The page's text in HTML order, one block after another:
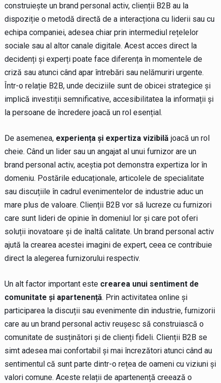
construiește un brand personal activ, clienții B2B au la
dispoziție o metodă directă de a interacționa cu liderii sau cu
echipa companiei, adesea chiar prin intermediul rețelelor
sociale sau al altor canale digitale. Acest acces direct la
decidenți și experți poate face diferența în momentele de
criză sau atunci când apar întrebări sau nelămuriri urgente.
Într-o relație B2B, unde deciziile sunt de obicei strategice și
implică investiții semnificative, accesibilitatea la informații și
la persoane de încredere joacă un rol esențial.
De asemenea, experiența și expertiza vizibilă joacă un rol
cheie. Când un lider sau un angajat al unui furnizor are un
brand personal activ, aceștia pot demonstra expertiza lor în
domeniu. Postările educaționale, articolele de specialitate
sau discuțiile în cadrul evenimentelor de industrie aduc un
mare plus de valoare. Clienții B2B vor să lucreze cu furnizori
care sunt lideri de opinie în domeniul lor și care pot oferi
soluții inovatoare și de înaltă calitate. Un brand personal activ
ajută la crearea acestei imagini de expert, ceea ce contribuie
direct la alegerea furnizorului respectiv.
Un alt factor important este crearea unui sentiment de
comunitate și apartenență. Prin activitatea online și
participarea la discuții sau evenimente din industrie, furnizorii
care au un brand personal activ reușesc să construiască o
comunitate de susținători și de clienți fideli. Clienții B2B se
simt adesea mai confortabil și mai încrezători atunci când au
sentimentul că sunt parte dintr-o rețea de oameni cu viziuni și
valori comune. Aceste relații de apartenență creează o